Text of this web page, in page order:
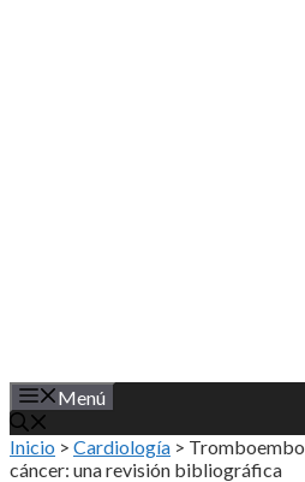
Menú
Inicio > Cardiología >
cáncer: una revisión bibliográfica